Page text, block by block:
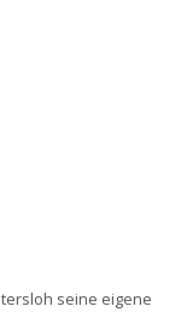
seine eigene